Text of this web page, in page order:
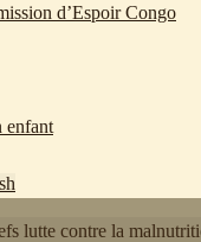
d’Espoir Congo
enfant
lutte contre la